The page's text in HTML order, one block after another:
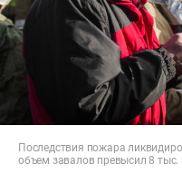
Последствия пожара
объем завалов превысил 8 тыс.